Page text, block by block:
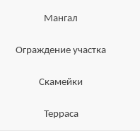
Мангал
Ограждение участка
Скамейки
Терраса